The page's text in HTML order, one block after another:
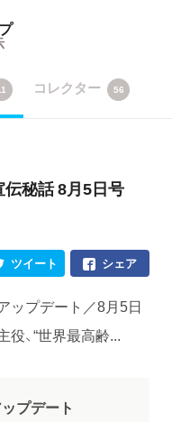
コレクター 56
伝秘話 8月5日号
シェア
ツイート
ップデート／8月5日
役、“世界最高齢...
プデート